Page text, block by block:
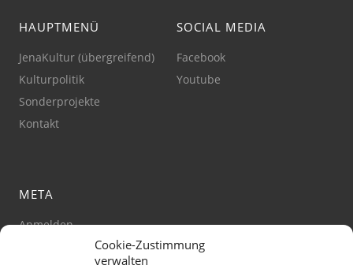
Cookie-Zustimmung
verwalten
HAUPTMENÜ
JenaKultur (übergreifend)
Kulturpolitik
Sonderprojekte
Kontakt
SOCIAL MEDIA
Facebook
Youtube
META
Anmelden